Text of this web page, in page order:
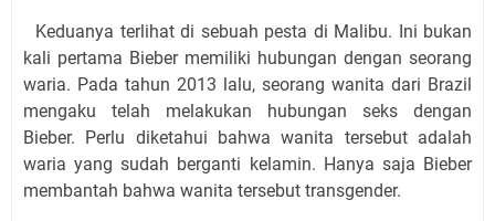
Keduanya terlihat di sebuah pesta di Malibu. Ini bukan
kali pertama Bieber memiliki hubungan dengan seorang
waria. Pada tahun 2013 lalu, seorang wanita dari Brazil
mengaku telah melakukan hubungan seks dengan
Bieber. Perlu diketahui bahwa wanita tersebut adalah
waria yang sudah berganti kelamin. Hanya saja Bieber
membantah bahwa wanita tersebut transgender.